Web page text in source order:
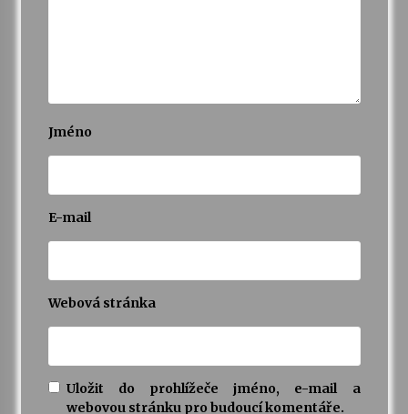
Jméno
E-mail
Webová stránka
Uložit do prohlížeče jméno, e-mail a
webovou stránku pro budoucí komentáře.